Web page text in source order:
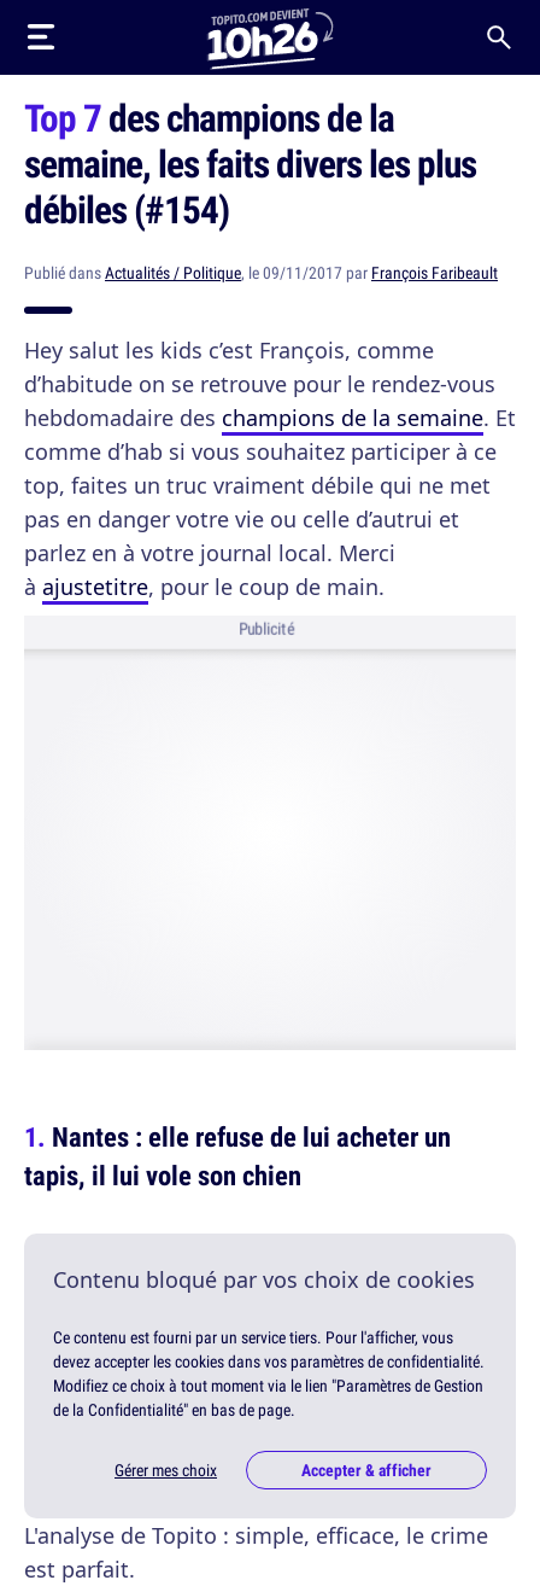
Top 7des champions de la
semaine, les faits divers les plus
débiles (#154)
Publié dansActualités / Politique, le 09/11/2017 par François Faribeault
Hey salut les kids c’est François, comme
d’habitude on se retrouve pour le rendez-vous
hebdomadaire des champions de la semaine. Et
comme d’hab si vous souhaitez participer à ce
top, faites un truc vraiment débile qui ne met
pas en danger votre vie ou celle d’autrui et
parlez en à votre journal local. Merci
à ajustetitre, pour le coup de main.
Publicité
Nantes : elle refuse de lui acheter un
tapis, il lui vole son chien
Contenu bloqué par vos choix de cookies
Ce contenu est fourni par un service tiers. Pour l'afficher, vous
devez accepter les cookies dans vos paramètres de confidentialité.
Modifiez ce choix à tout moment via le lien "Paramètres de Gestion
de la Confidentialité" en bas de page.
Gérer mes choix Accepter & afficher
L'analyse de Topito : simple, efficace, le crime
est parfait.